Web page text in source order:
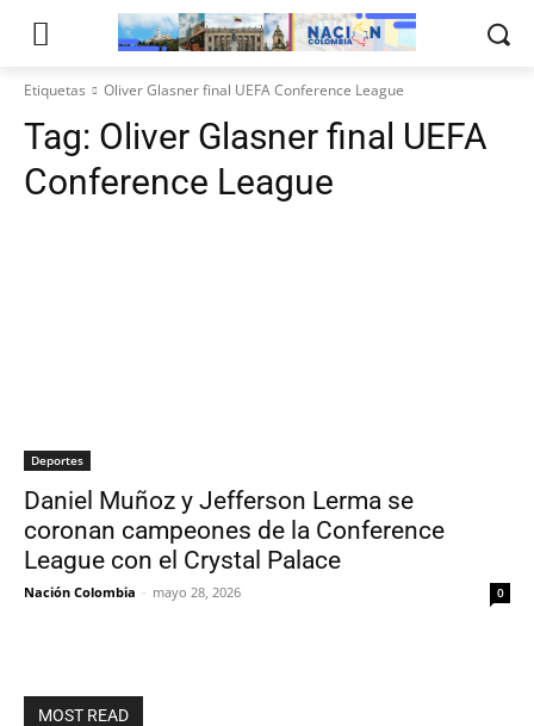
Etiquetas Oliver Glasner final UEFA Conference League
Tag: Oliver Glasner final UEFA
Conference League
Deportes
Daniel Muñoz y Jefferson Lerma se
coronan campeones de la Conference
League con el Crystal Palace
Nación Colombia - mayo 28, 2026 0
MOST READ